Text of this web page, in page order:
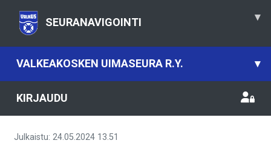
SEURANAVIGOINTI ▾
VALKEAKOSKEN UIMASEURA R.Y. ▾
KIRJAUDU
Julkaistu: 24.05.2024 13.51